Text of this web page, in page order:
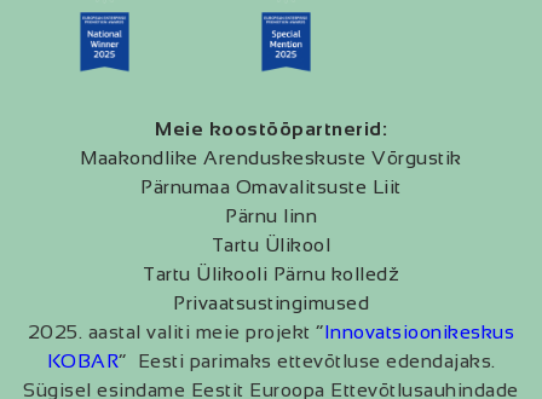
Meie koostööpartnerid:
Maakondlike Arenduskeskuste Võrgustik
Pärnumaa Omavalitsuste Liit
Pärnu linn
Tartu Ülikool
Tartu Ülikooli Pärnu kolledž
Privaatsustingimused
2025. aastal valiti meie projekt “Innovatsioonikeskus
KOBAR” Eesti parimaks ettevõtluse edendajaks.
Sügisel esindame Eestit Euroopa Ettevõtlusauhindade